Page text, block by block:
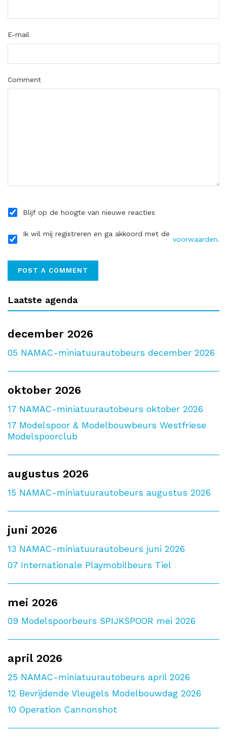
E-mail
Comment
Blijf op de hoogte van nieuwe reacties
Ik wil mij registreren en ga akkoord met de
voorwaarden.
Laatste agenda
december 2026
05 NAMAC-miniatuurautobeurs december 2026
oktober 2026
17 NAMAC-miniatuurautobeurs oktober 2026
17 Modelspoor & Modelbouwbeurs Westfriese
Modelspoorclub
augustus 2026
15 NAMAC-miniatuurautobeurs augustus 2026
juni 2026
13 NAMAC-miniatuurautobeurs juni 2026
07 Internationale Playmobilbeurs Tiel
mei 2026
09 Modelspoorbeurs SPIJKSPOOR mei 2026
april 2026
25 NAMAC-miniatuurautobeurs april 2026
12 Bevrijdende Vleugels Modelbouwdag 2026
10 Operation Cannonshot